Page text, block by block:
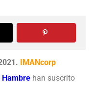
IMANcorp
Hambre han suscrito